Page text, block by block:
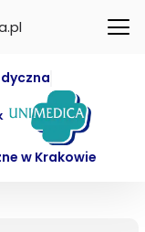
w Krakowie